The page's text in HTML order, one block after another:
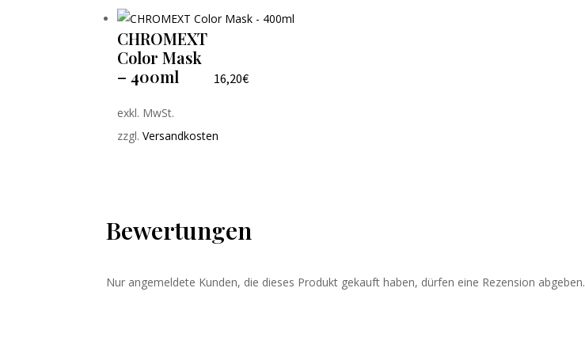
CHROMEXT
Color Mask
– 400ml
16,20€
exkl. MwSt.
zzgl.Versandkosten
Bewertungen
Nur angemeldete Kunden, die dieses Produkt gekauft haben, dürfen eine Rezension abgeben.